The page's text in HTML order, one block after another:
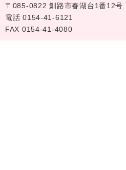
〒085-0822 釧路市春湖台1番12号
電話 0154-41-6121
FAX 0154-41-4080